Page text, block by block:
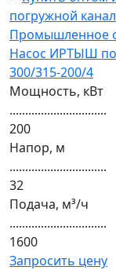
Насос ИРТЫШ
300/315-200/4
Мощность, кВт
...............................
200
Напор, м
...............................
32
Подача, м³/ч
...............................
1600
Запросить цену